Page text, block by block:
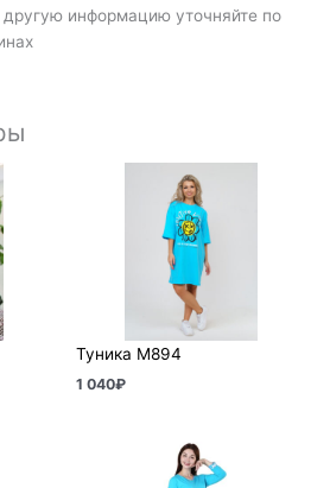
информацию уточняйте по
Туника М894
1 040₽